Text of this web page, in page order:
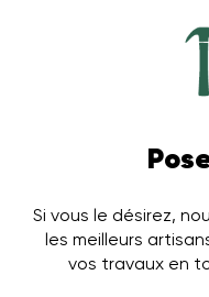
Si vous le désirez,
les meilleurs
vos travaux en